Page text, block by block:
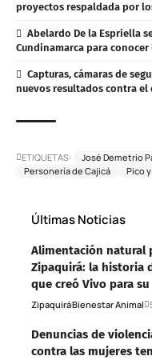
proyectos respaldada por
Abelardo De la Espriella
Cundinamarca para
Capturas, cámaras de
nuevos resultados contra el
ETIQUETAS: José Demetrio
Personería de Cajicá
Pico
Últimas Noticias
Alimentación natural
Zipaquirá: la historia
que creó Vivo para
ZipaquiráBienestar Animal
Denuncias de
contra las mujeres